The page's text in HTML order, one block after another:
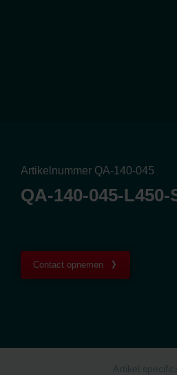
Artikelnummer QA-140-045
QA-140-045-L450-
Contact opnemen
Artikel